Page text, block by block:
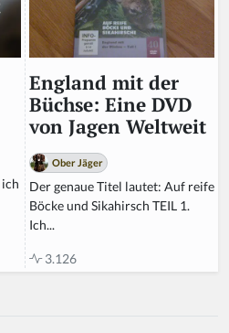
England mit der
Büchse: Eine DVD
von Jagen Weltweit
Ober Jäger
Der genaue Titel lautet: Auf reife
Böcke und Sikahirsch TEIL 1.
Ich...
3.126